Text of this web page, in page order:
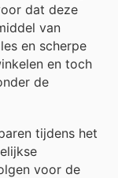
dat deze
van
en scherpe
en toch
de
tijdens het
voor de